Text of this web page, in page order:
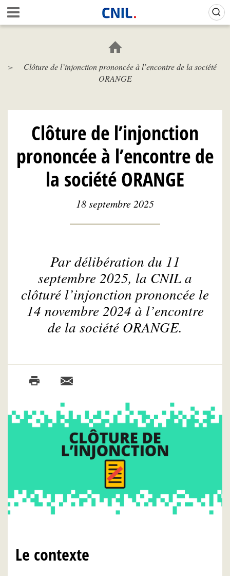
Aller
au
contenu
c
i
N
L
Clôture de l’injonction prononcée à l’encontre de la société
ORANGE
Clôture de l’injonction
prononcée à l’encontre de
la société ORANGE
18 septembre 2025
Par délibération du 11
septembre 2025, la CNIL a
clôturé l’injonction prononcée le
14 novembre 2024 à l’encontre
de la société ORANGE.
Le contexte
Gestion de vos préférences sur les cookies (témoins de connexion)